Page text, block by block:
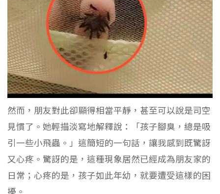
然而，朋友對此卻顯得相當平靜，甚至可以說是司空
見慣了。她輕描淡寫地解釋說：「孩子腳臭，總是吸
引一些小飛蟲。」這簡短的一句話，讓我感到既驚訝
又心疼。驚訝的是，這種現象居然已經成為朋友家的
日常；心疼的是，孩子如此年幼，就要遭受這樣的困
擾。